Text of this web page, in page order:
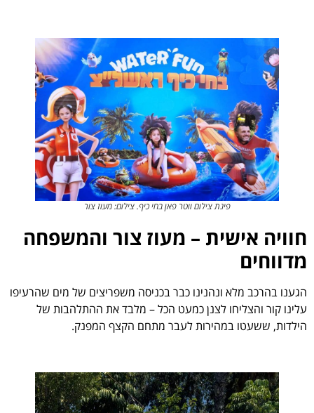
פינת צילום ווטר פאן בחי כיף. צילום: מעוז צור
חוויה אישית – מעוז צור והמשפחה
מדווחים
הגענו בהרכב מלא ונהנינו כבר בכניסה משפריצים של מים שהרעיפו
עלינו קור והצליחו לצנן כמעט הכל – מלבד את ההתלהבות של
הילדות, ששעטו במהירות לעבר מתחם הקצף המפנק.